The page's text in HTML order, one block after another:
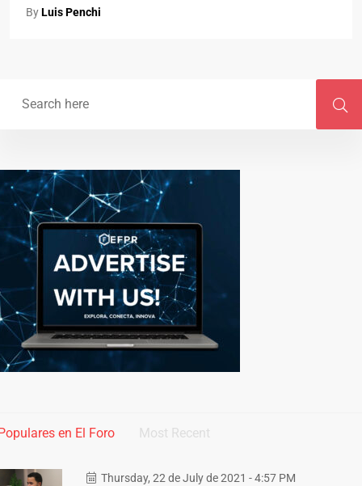
ByLuis Penchi
en El Foro Most Recent
Thursday, 22 de July de 2021 - 4:57 PM